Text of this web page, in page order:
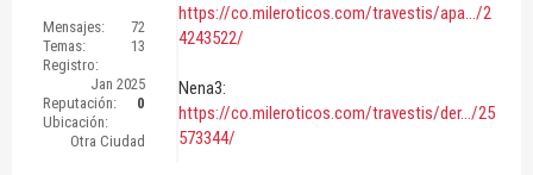
Mensajes:
72
Temas:
13
Registro:
Jan 2025
Reputación:
0
Ubicación:
Otra Ciudad
https://co.mileroticos.com/travestis/apa.../2
4243522/
Nena3:
https://co.mileroticos.com/travestis/der.../25
573344/